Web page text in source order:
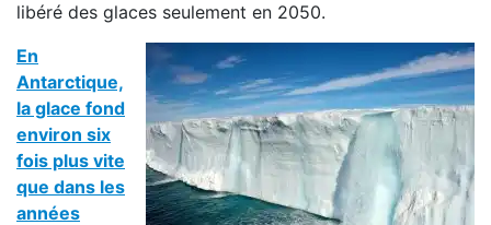
libéré des glaces seulement en 2050.
En
Antarctique,
la glace fond
environ six
fois plus vite
que dans les
années